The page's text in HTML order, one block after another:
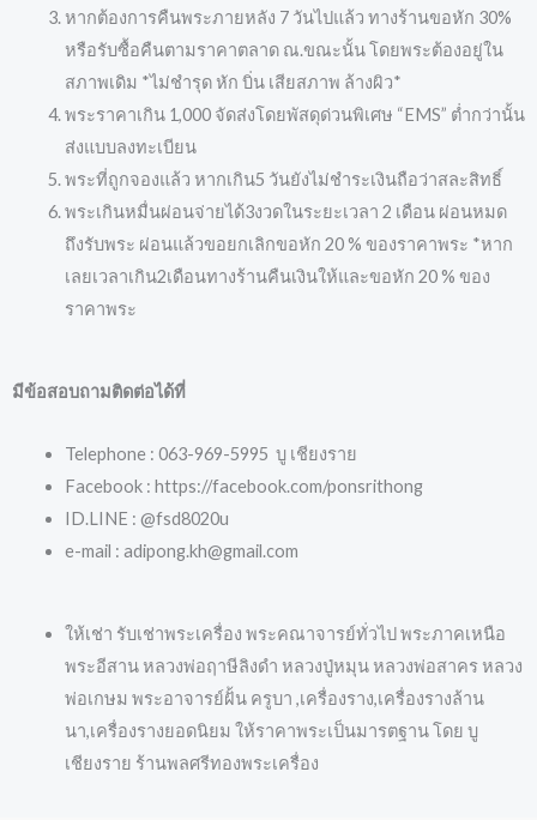
หากต้องการคืนพระภายหลัง 7 วันไปแล้ว ทางร้านขอหัก 30%
หรือรับซื้อคืนตามราคาตลาด ณ.ขณะนั้น โดยพระต้องอยู่ใน
สภาพเดิม *ไม่ชำรุด หัก บิ่น เสียสภาพ ล้างผิว*
พระราคาเกิน 1,000 จัดส่งโดยพัสดุด่วนพิเศษ “EMS” ต่ำกว่านั้น
ส่งแบบลงทะเบียน
พระที่ถูกจองแล้ว หากเกิน5 วันยังไม่ชำระเงินถือว่าสละสิทธิ์
พระเกินหมื่นผ่อนจ่ายได้3งวดในระยะเวลา 2 เดือน ผ่อนหมด
ถึงรับพระ ผ่อนแล้วขอยกเลิกขอหัก 20 % ของราคาพระ *หาก
เลยเวลาเกิน2เดือนทางร้านคืนเงินให้และขอหัก 20 % ของ
ราคาพระ
มีข้อสอบถามติดต่อได้ที่
Telephone : 063-969-5995 บู เชียงราย
Facebook : https://facebook.com/ponsrithong
ID.LINE : @fsd8020u
e-mail : adipong.kh@gmail.com
ให้เช่า รับเช่าพระเครื่อง พระคณาจารย์ทั่วไป พระภาคเหนือ
พระอีสาน หลวงพ่อฤาษีลิงดำ หลวงปู่หมุน หลวงพ่อสาคร หลวง
พ่อเกษม พระอาจารย์ฝั้น ครูบา ,เครื่องราง,เครื่องรางล้าน
นา,เครื่องรางยอดนิยม ให้ราคาพระเป็นมารตฐาน โดย บู
เชียงราย ร้านพลศรีทองพระเครื่อง